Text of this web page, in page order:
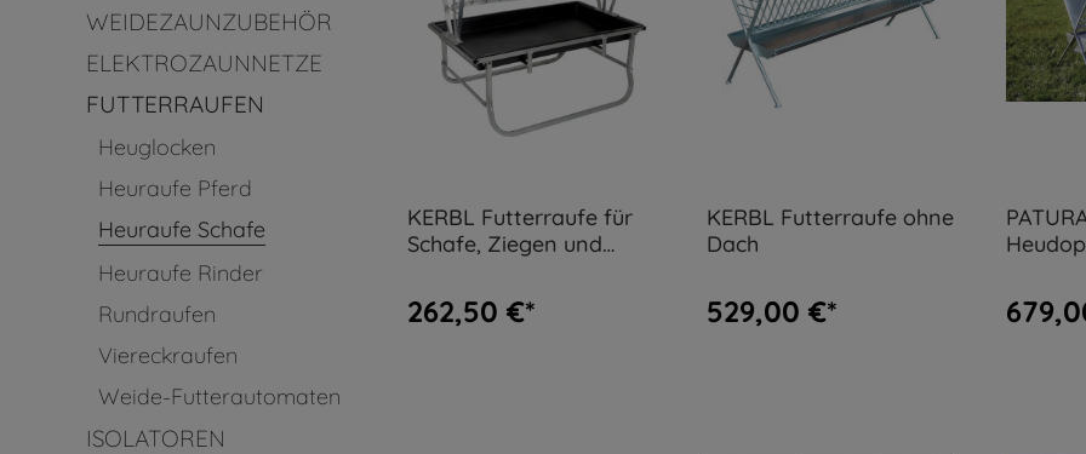
WEIDEZAUNZUBEHÖR
ELEKTROZAUNNETZE
FUTTERRAUFEN
Heuglocken
Heuraufe Pferd
Heuraufe Schafe
Heuraufe Rinder
Rundraufen
Viereckraufen
Weide-Futterautomaten
ISOLATOREN
KERBL Futterraufe für
Schafe, Ziegen und
262,50 €*
KERBL Futterraufe ohne
Dach
529,00 €*